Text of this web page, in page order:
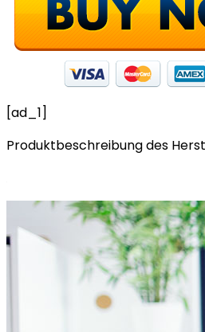
[ad_1]
Produktbeschreibung des